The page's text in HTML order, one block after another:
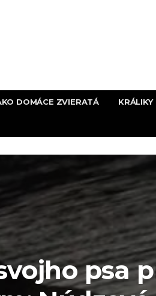
DOMÁCE ZVIERATÁ KRÁLIKY
psa